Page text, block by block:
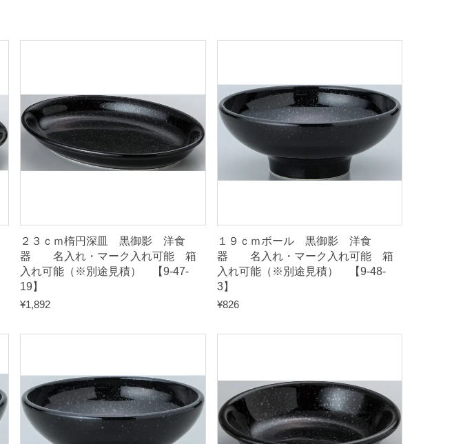
入
能
箱
入
（
※
別
積
【
9
２３ｃｍ楕円深皿 黒御影 洋食
器 名入れ・マーク入れ可能 箱
入れ可能（※別途見積） 【9-47-
19】
¥1,892
１９ｃｍボール 黒御影 洋食
器 名入れ・マーク入れ可能 箱
入れ可能（※別途見積） 【9-48-
3】
¥826